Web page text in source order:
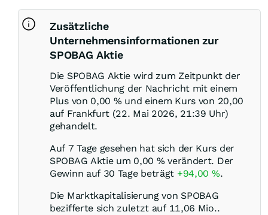
Zusätzliche
Unternehmensinformationen zur
SPOBAG Aktie
Die SPOBAG Aktie wird zum Zeitpunkt der
Veröffentlichung der Nachricht mit einem
Plus von0,00 % und einem Kurs von 20,00
auf Frankfurt (22. Mai 2026, 21:39 Uhr)
gehandelt.
Auf 7 Tage gesehen hat sich der Kurs der
SPOBAG Aktie um0,00 % verändert. Der
Gewinn auf 30 Tage beträgt +94,00 %.
Die Marktkapitalisierung von SPOBAG
bezifferte sich zuletzt auf 11,06 Mio..